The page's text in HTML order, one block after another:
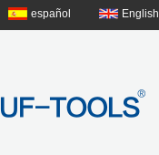
español English